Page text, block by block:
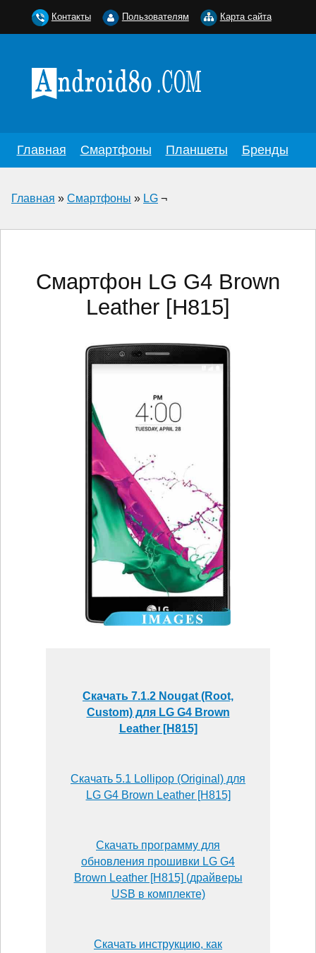
Главная Смартфоны Планшеты Бренды
Главная » Смартфоны » LG ¬
Смартфон LG G4 Brown
Leather [H815]
Скачать 7.1.2 Nougat (Root,
Custom) для LG G4 Brown
Leather [H815]
Скачать 5.1 Lollipop (Original) для
LG G4 Brown Leather [H815]
Скачать программу для
обновления прошивки LG G4
Brown Leather [H815] (драйверы
USB в комплекте)
Скачать инструкцию, как
Контакты Пользователям Карта сайта